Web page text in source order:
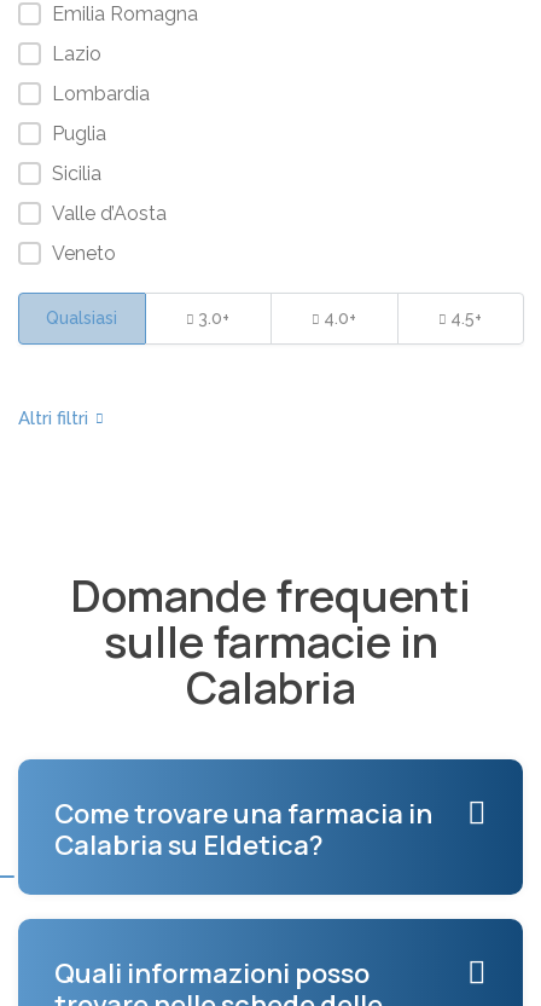
Emilia Romagna
Lazio
Lombardia
Puglia
Sicilia
Valle d’Aosta
Veneto
Qualsiasi 3.0+ 4.0+ 4.5+
Domande frequenti
sulle farmacie in
Calabria
Come trovare una farmacia in
Calabria su Eldetica?
Quali informazioni posso